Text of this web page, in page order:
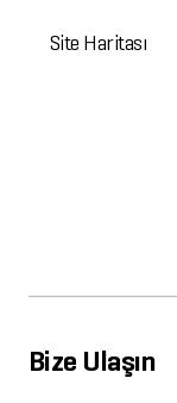
Site Haritası
Bize Ulaşın